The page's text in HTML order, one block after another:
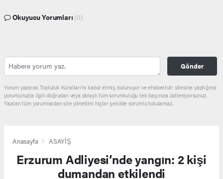
Okuyucu Yorumları (0)
Gönder
Yorum yazarak Topluluk Kuralları’nı kabul etmiş bulunuyor ve ehaber.tv.tr sitesine yaptığınız
yorumunuzla ilgili doğrudan veya dolaylı tüm sorumluluğu tek başınıza üstleniyorsunuz.
Yazılan tüm yorumlardan site yönetimi hiçbir şekilde sorumlu tutulamaz.
Anasayfa ASAYİŞ
Erzurum Adliyesi’nde yangın: 2 kişi
dumandan etkilendi